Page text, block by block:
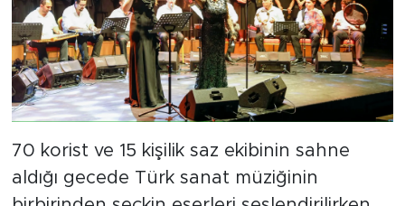
70 korist ve 15 kişilik saz ekibinin sahne
aldığı gecede Türk sanat müziğinin